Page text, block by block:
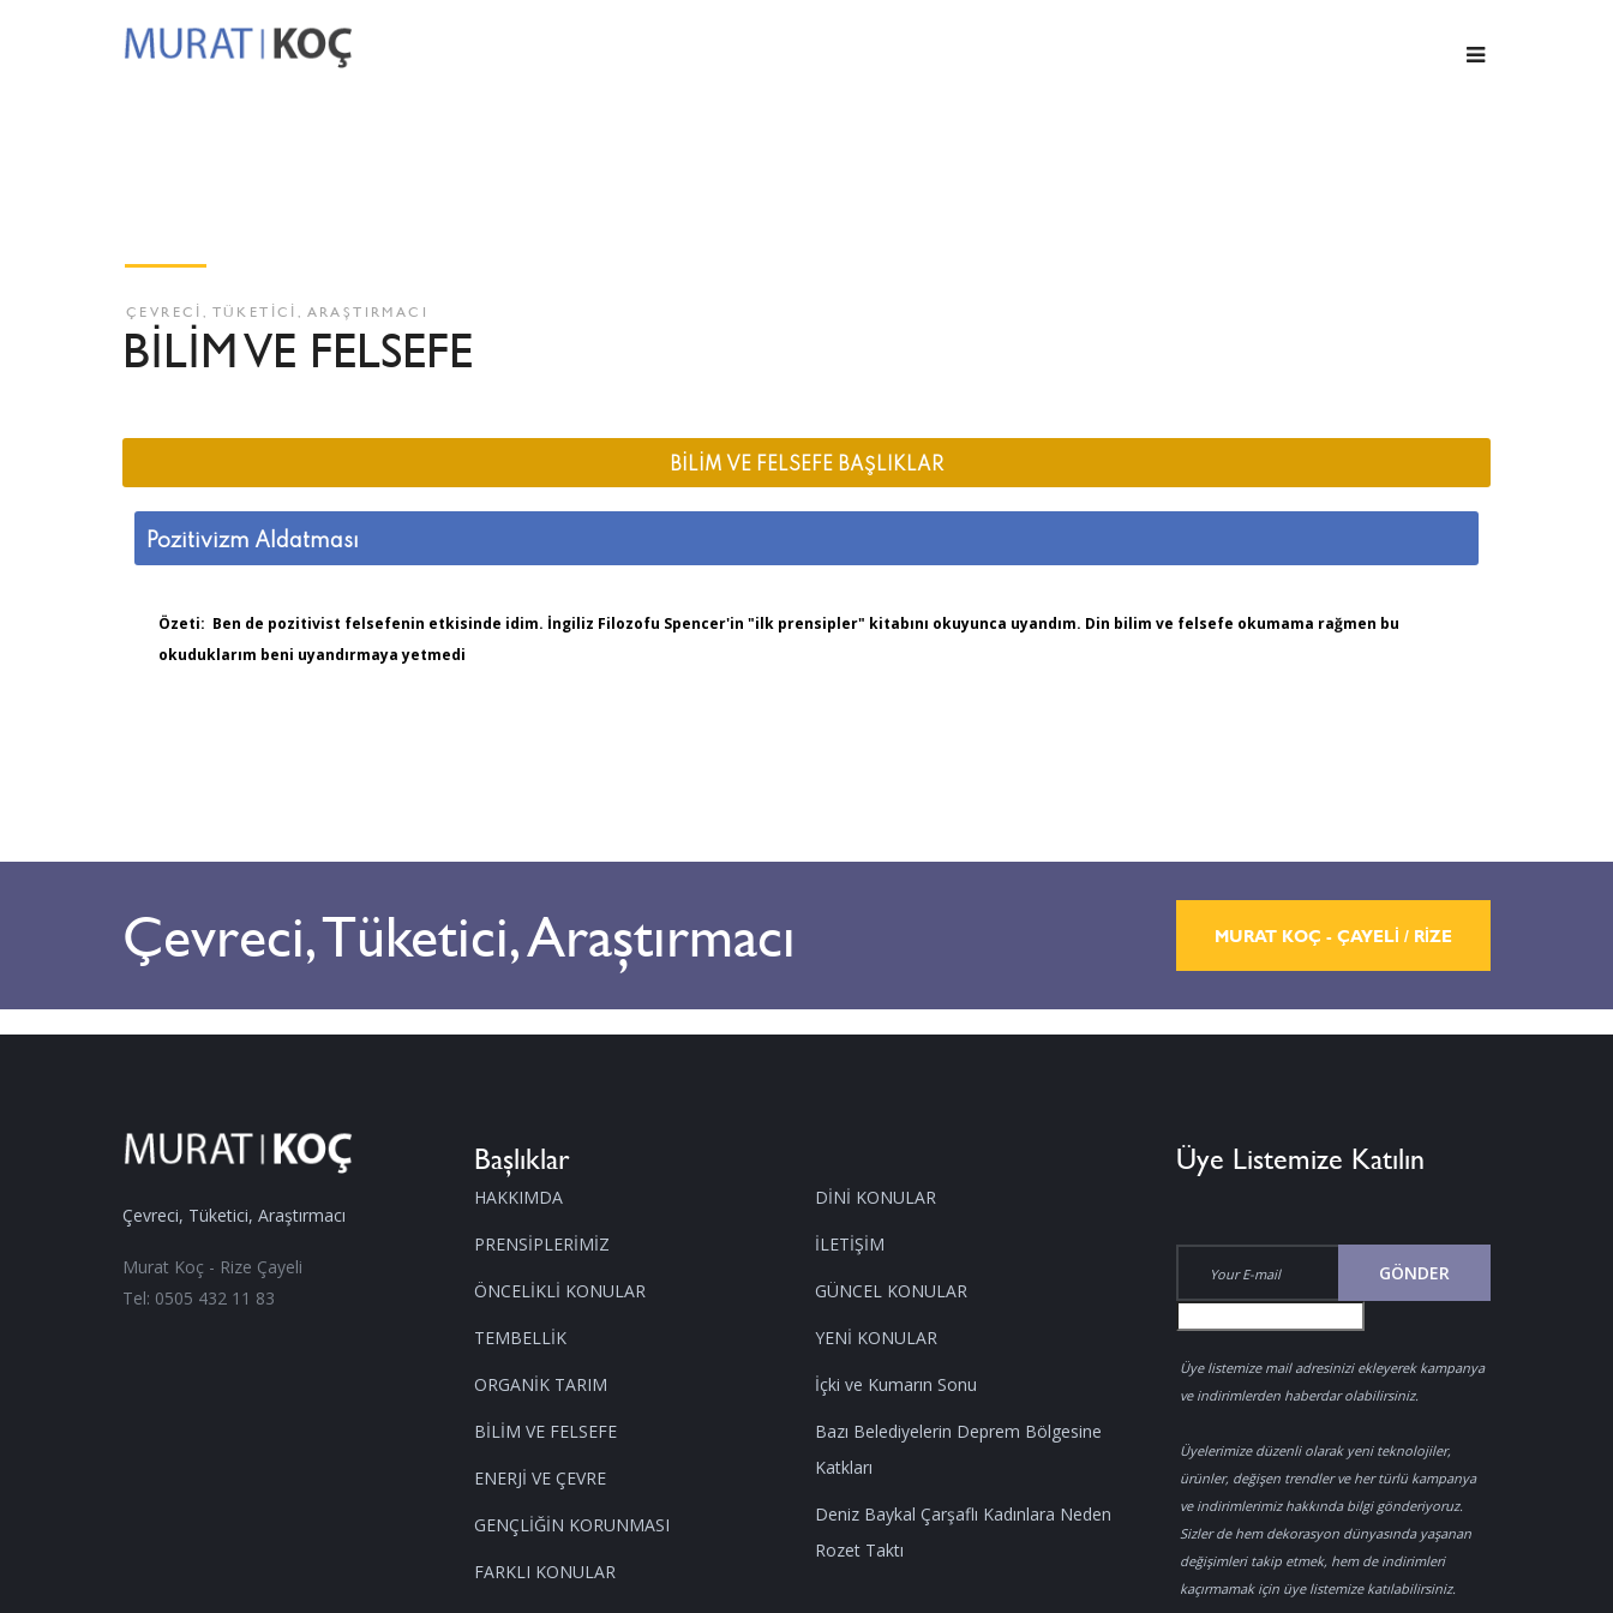
ÇEVRECİ, TÜKETİCİ, ARAŞTIRMACI
BİLİM VE FELSEFE
BİLİM VE FELSEFE BAŞLIKLAR
Pozitivizm Aldatması
Özeti: Ben de pozitivist felsefenin etkisinde idim. İngiliz Filozofu Spencer'in "ilk prensipler" kitabını okuyunca uyandım. Din bilim ve felsefe okumama rağmen bu
okuduklarım beni uyandırmaya yetmedi
Çevreci, Tüketici, Araştırmacı MURAT KOÇ - ÇAYELİ / RİZE
Çevreci, Tüketici, Araştırmacı
Murat Koç - Rize Çayeli
Tel: 0505 432 11 83
Başlıklar
HAKKIMDA
PRENSİPLERİMİZ
ÖNCELİKLİ KONULAR
TEMBELLİK
ORGANİK TARIM
BİLİM VE FELSEFE
ENERJİ VE ÇEVRE
GENÇLİĞİN KORUNMASI
FARKLI KONULAR
DİNİ KONULAR
İLETİŞİM
GÜNCEL KONULAR
YENİ KONULAR
İçki ve Kumarın Sonu
Bazı Belediyelerin Deprem Bölgesine
Katkları
Deniz Baykal Çarşaflı Kadınlara Neden
Rozet Taktı
Üye Listemize Katılın
GÖNDER
Üye listemize mail adresinizi ekleyerek kampanya
ve indirimlerden haberdar olabilirsiniz.
Üyelerimize düzenli olarak yeni teknolojiler,
ürünler, değişen trendler ve her türlü kampanya
ve indirimlerimiz hakkında bilgi gönderiyoruz.
Sizler de hem dekorasyon dünyasında yaşanan
değişimleri takip etmek, hem de indirimleri
kaçırmamak için üye listemize katılabilirsiniz.